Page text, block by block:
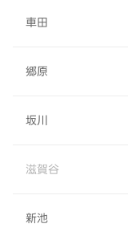
車田
郷原
坂川
滋賀谷
新池